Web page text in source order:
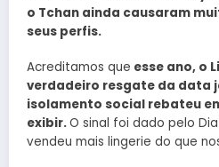
o Tchan ainda causaram
seus perfis.
Acreditamos que esse ano, o
verdadeiro resgate da data
isolamento social rebateu
exibir.O sinal foi dado pelo
vendeu mais lingerie do que